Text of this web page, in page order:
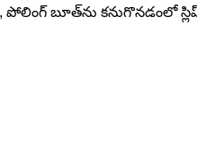
పోలింగ్ బూత్‌ను కనుగొనడంలో